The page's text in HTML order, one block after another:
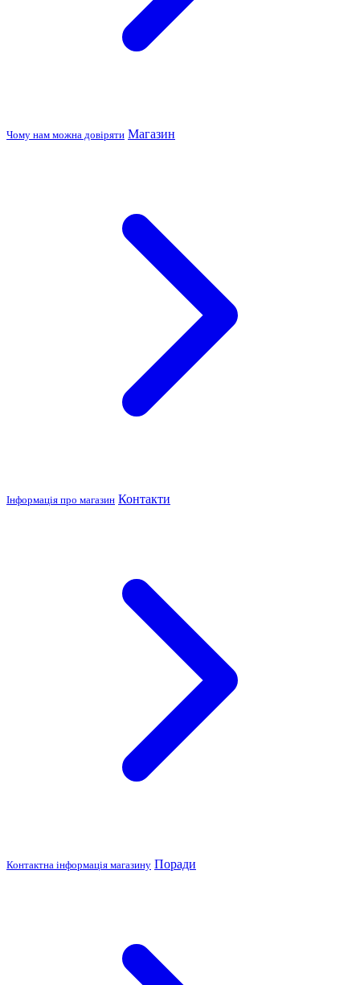
Чому нам можна довіряти Магазин
Інформація про магазин Контакти
Контактна інформація магазину Поради